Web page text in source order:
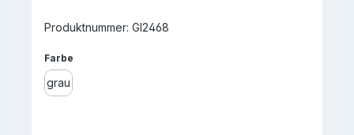
Produktnummer: GI2468
Farbe
grau